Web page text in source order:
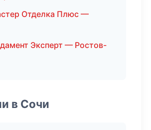
Отделка Плюс —
Эксперт — Ростов-
в Сочи